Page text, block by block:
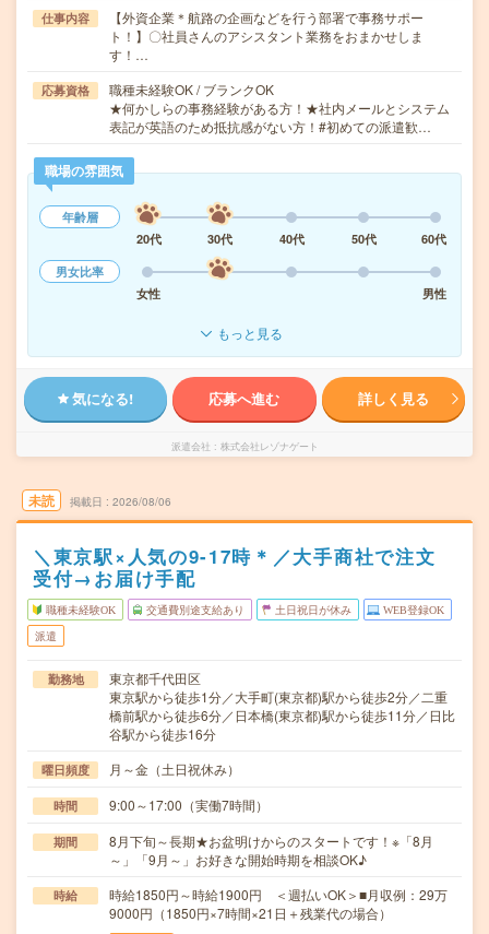
仕事内容
【外資企業＊航路の企画などを行う部署で事務サポー
ト！】〇社員さんのアシスタント業務をおまかせしま
す！…
応募資格
職種未経験OK / ブランクOK
★何かしらの事務経験がある方！★社内メールとシステム
表記が英語のため抵抗感がない方！#初めての派遣歓…
職場の雰囲気
年齢層
20代
30代 40代 50代
60代
男女比率
女性
男性
もっと見る
気になる! 応募へ進む 詳しく見る
派遣会社 株式会社レゾナゲート
未読 掲載日 2026/08/06
＼東京駅×人気の9-17時＊／大手商社で注文
受付→お届け手配
職種未経験OK 交通費別途支給あり 土日祝日が休み WEB登録OK
派遣
勤務地
東京都千代田区
東京駅から徒歩1分／大手町(東京都)駅から徒歩2分／二重
橋前駅から徒歩6分／日本橋(東京都)駅から徒歩11分／日比
谷駅から徒歩16分
曜日頻度 月～金（土日祝休み）
時間 9:00～17:00（実働7時間）
期間
8月下旬～長期★お盆明けからのスタートです！※「8月
～」「9月～」お好きな開始時期を相談OK♪
時給
時給1850円～時給1900円 ＜週払いOK＞■月収例：29万
9000円（1850円×7時間×21日＋残業代の場合）